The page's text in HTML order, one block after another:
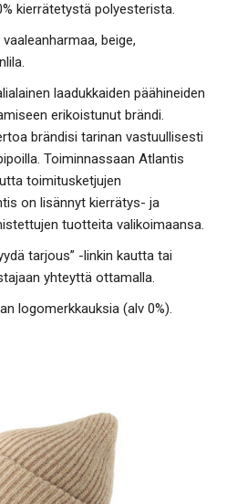
kierrätetystä polyesterista.
beige,
laadukkaiden päähineiden
erikoistunut brändi.
brändisi tarinan vastuullisesti
Toiminnassaan Atlantis
toimitusketjujen
on lisännyt kierrätys- ja
tuotteita valikoimaansa.
tarjous” -linkin kautta tai
yhteyttä ottamalla.
logomerkkauksia (alv 0%).